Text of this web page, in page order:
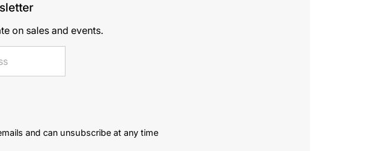
on sales and events.
and can unsubscribe at any time